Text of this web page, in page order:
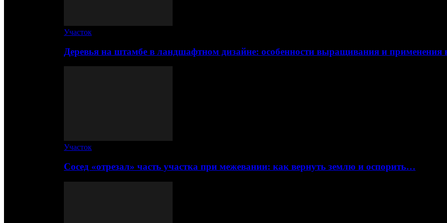
Участок
Деревья на штамбе в ландшафтном дизайне: особенности выращивания и
Участок
Сосед «отрезал» часть участка при межевании: как вернуть землю и оспорить…